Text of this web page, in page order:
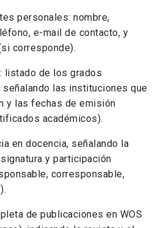
personales: nombre,
e-mail de contacto, y
corresponde).
listado de los grados
señalando las instituciones que
y las fechas de emisión
académicos).
en docencia, señalando la
y participación
corresponsable,
de publicaciones en WOS